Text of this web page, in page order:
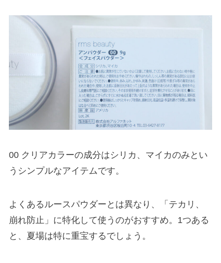
00 クリアカラーの成分はシリカ、マイカのみとい
うシンプルなアイテムです。
よくあるルースパウダーとは異なり、「テカリ、
崩れ防止」に特化して使うのがおすすめ。1つある
と、夏場は特に重宝するでしょう。